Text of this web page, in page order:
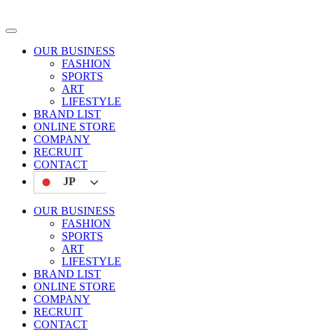
OUR BUSINESS
FASHION
SPORTS
ART
LIFESTYLE
BRAND LIST
ONLINE STORE
COMPANY
RECRUIT
CONTACT
JP
OUR BUSINESS
FASHION
SPORTS
ART
LIFESTYLE
BRAND LIST
ONLINE STORE
COMPANY
RECRUIT
CONTACT